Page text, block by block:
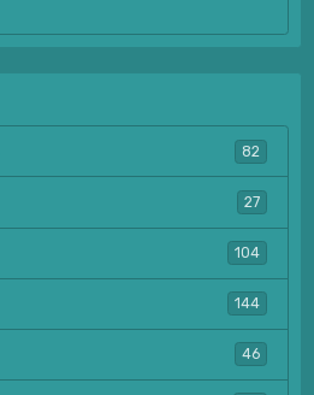
82
27
104
144
46